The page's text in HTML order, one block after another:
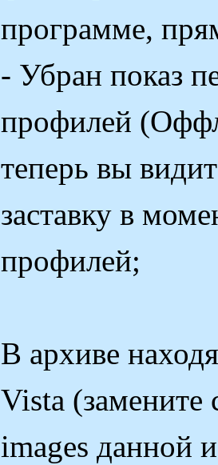
программе,
- Убран показ
профилей
теперь вы
заставку в
профилей;
В архиве
Vista (замените
images данной